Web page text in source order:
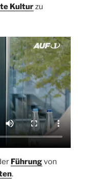
Kulturzu
Führungvon
.